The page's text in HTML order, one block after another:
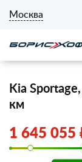
Москва
Kia
км
1 645 055